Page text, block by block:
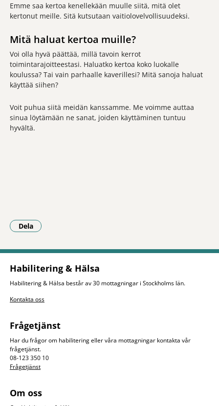
Emme saa kertoa kenellekään muulle siitä, mitä olet
kertonut meille. Sitä kutsutaan vaitiolovelvollisuudeksi.
Mitä haluat kertoa muille?
Voi olla hyvä päättää, millä tavoin kerrot
toimintarajoitteestasi. Haluatko kertoa koko luokalle
koulussa? Tai vain parhaalle kaverillesi? Mitä sanoja haluat
käyttää siihen?
Voit puhua siitä meidän kanssamme. Me voimme auttaa
sinua löytämään ne sanat, joiden käyttäminen tuntuu
hyvältä.
Dela
- Klicka för att öppna delningsalternativ.
Habilitering & Hälsa
Habilitering & Hälsa består av 30 mottagningar i Stockholms län.
Kontakta oss
Frågetjänst
Har du frågor om habilitering eller våra mottagningar kontakta vår
frågetjänst.
08-123 350 10
Frågetjänst
Om oss